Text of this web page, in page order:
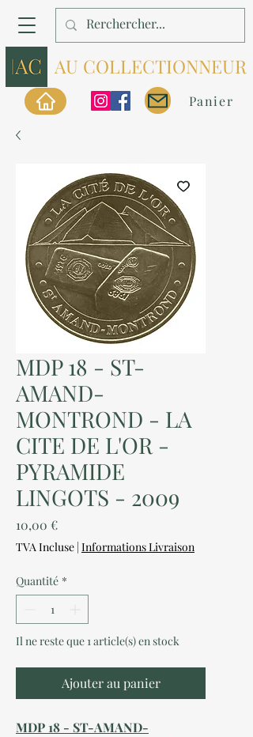
AU COLLECTIONNEUR
Panier
MDP 18 - ST-
AMAND-
MONTROND - LA
CITE DE L'OR -
PYRAMIDE
LINGOTS - 2009
10,00 €Prix
TVA Incluse | Informations Livraison
Quantité *
Il ne reste que 1 article(s) en stock
Ajouter au panier
MDP 18 - ST-AMAND-